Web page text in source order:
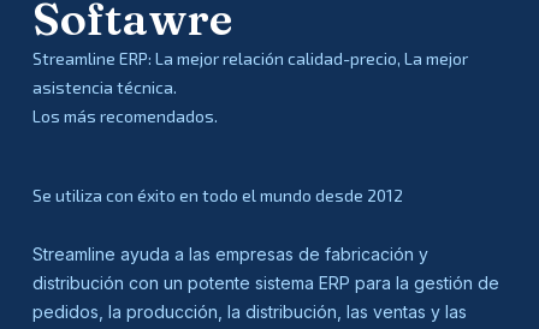
Softawre
Streamline ERP: La mejor relación calidad-precio, La mejor
asistencia técnica.
Los más recomendados.
Se utiliza con éxito en todo el mundo desde 2012
Streamline ayuda a las empresas de fabricación y
distribución con un potente sistema ERP para la gestión de
pedidos, la producción, la distribución, las ventas y las